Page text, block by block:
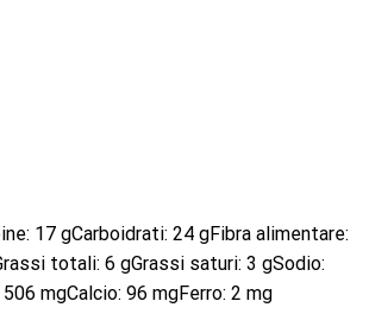
17 gCarboidrati: 24 gFibra alimentare:
totali: 6 gGrassi saturi: 3 gSodio:
mgCalcio: 96 mgFerro: 2 mg